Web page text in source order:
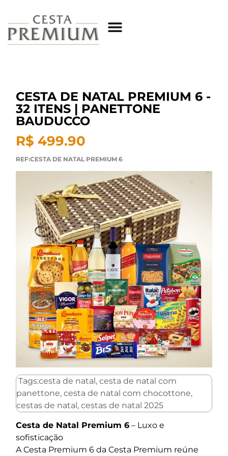
CESTA DE NATAL PREMIUM 6 -
32 ITENS | PANETTONE
BAUDUCCO
R$ 499.90
REF:CESTA DE NATAL PREMIUM 6
Tags:cesta de natal, cesta de natal com
panettone, cesta de natal com chocottone,
cestas de natal, cestas de natal 2025
Cesta de Natal Premium 6 – Luxo e
sofisticação
A Cesta Premium 6 da Cesta Premium reúne